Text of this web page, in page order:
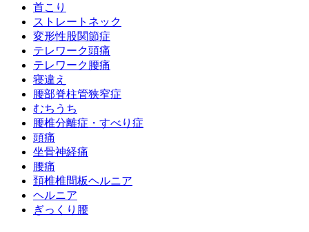
首こり
ストレートネック
変形性股関節症
テレワーク頭痛
テレワーク腰痛
寝違え
腰部脊柱管狭窄症
むちうち
腰椎分離症・すべり症
頭痛
坐骨神経痛
腰痛
頚椎椎間板ヘルニア
ヘルニア
ぎっくり腰